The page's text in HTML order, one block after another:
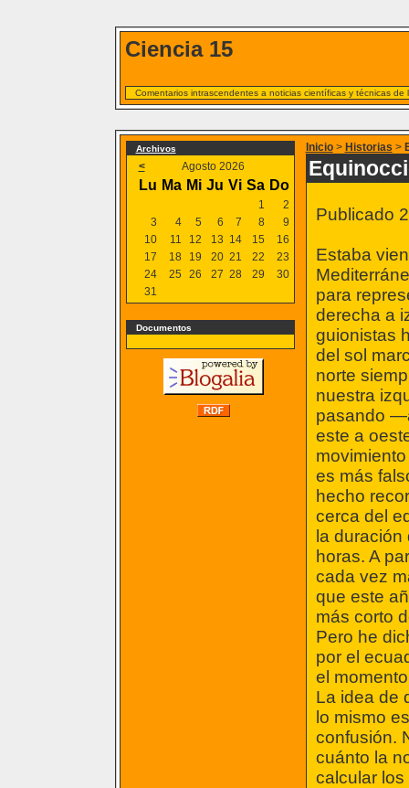
Ciencia 15
Comentarios intrascendentes a noticias científicas y técnicas de
Archivos
< Agosto 2026
Lu Ma Mi Ju Vi Sa Do
1
2
3
4 5 6 7 8
9
10
11 12 13 14 15
16
17
18 19 20 21 22
23
24
25 26 27 28 29
30
31
Documentos
Inicio> Historias >
Publicado
Estaba
para
derecha a
guionistas
del sol
norte
nuestra
pasando
este a
es más
hecho
cerca del
la
horas. A
cada vez
que este
más corto
Pero he
por el
el
La idea de
lo mismo
confusión.
cuánto la
calcular